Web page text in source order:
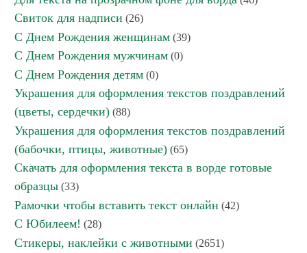
Свиток для надписи (26)
С Днем Рождения женщинам (39)
С Днем Рождения мужчинам (0)
С Днем Рождения детям (0)
Украшения для оформления текстов поздравлений
(цветы, сердечки) (88)
Украшения для оформления текстов поздравлений
(бабочки, птицы, животные) (65)
Скачать для оформления текста в ворде готовые
образцы (33)
Рамочки чтобы вставить текст онлайн (42)
С Юбилеем! (28)
Стикеры, наклейки с животными (2651)